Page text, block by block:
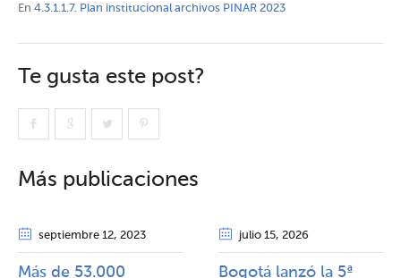
En 4.3.1.1.7. Plan institucional archivos PINAR 2023
Te gusta este post?
Más publicaciones
septiembre 12, 2023
Más de 53.000
julio 15, 2026
Bogotá lanzó la 5ª